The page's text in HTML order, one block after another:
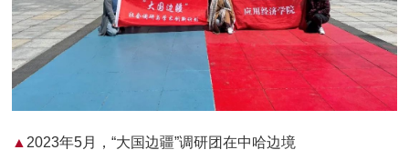
▲2023年5月，“大国边疆”调研团在中哈边境